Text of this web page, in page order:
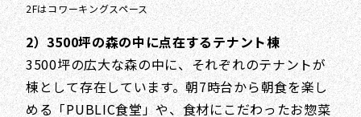
2Fはコワーキングスペース
2）3500坪の森の中に点在するテナント棟
3500坪の広大な森の中に、それぞれのテナントが
棟として存在しています。朝7時台から朝食を楽し
める「PUBLIC食堂」や、食材にこだわったお惣菜